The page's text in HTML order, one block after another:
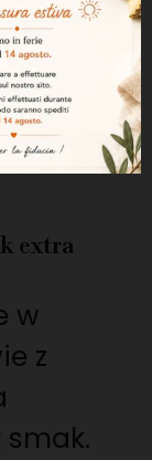
i
a
extra
w
z